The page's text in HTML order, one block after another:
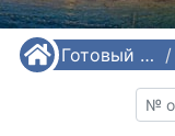
/ Готовый бизнес /
Готовый